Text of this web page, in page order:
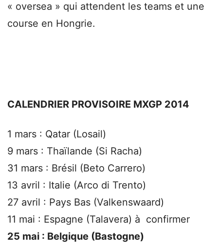
« oversea » qui attendent les teams et une
course en Hongrie.
CALENDRIER PROVISOIRE MXGP 2014
1 mars : Qatar (Losail)
9 mars : Thaïlande (Si Racha)
31 mars : Brésil (Beto Carrero)
13 avril : Italie (Arco di Trento)
27 avril : Pays Bas (Valkenswaard)
11 mai : Espagne (Talavera) à confirmer
25 mai : Belgique (Bastogne)